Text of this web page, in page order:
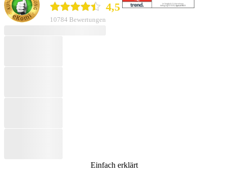
4,5
10784 Bewertungen
Einfach erklärt